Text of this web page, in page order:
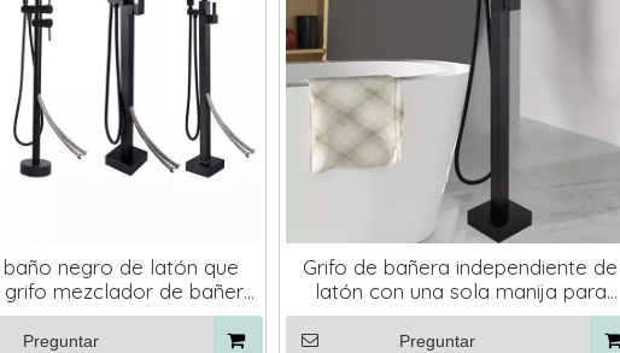
baño negro de latón que
mezclador de bañera
independiente
Preguntar
Grifo de bañera independiente de
latón con una sola manija para
llenado de bañera de baño, color
negro
Preguntar